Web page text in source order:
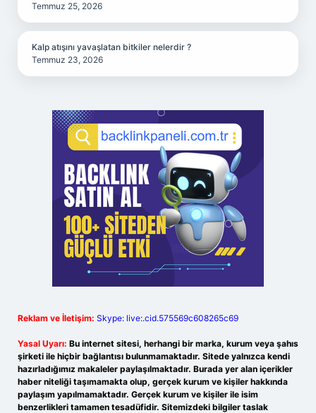
Temmuz 25, 2026
Kalp atışını yavaşlatan bitkiler nelerdir ?
Temmuz 23, 2026
Reklam ve İletişim: Skype: live:.cid.575569c608265c69
Yasal Uyarı: Bu internet sitesi, herhangi bir marka, kurum veya şahıs
şirketi ile hiçbir bağlantısı bulunmamaktadır. Sitede yalnızca kendi
hazırladığımız makaleler paylaşılmaktadır. Burada yer alan içerikler
haber niteliği taşımamakta olup, gerçek kurum ve kişiler hakkında
paylaşım yapılmamaktadır. Gerçek kurum ve kişiler ile isim
benzerlikleri tamamen tesadüfidir. Sitemizdeki bilgiler taslak